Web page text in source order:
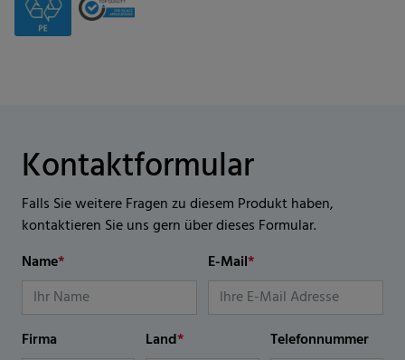
Kontaktformular
Falls Sie weitere Fragen zu diesem Produkt haben,
kontaktieren Sie uns gern über dieses Formular.
Name* E-Mail*
Firma Land* Telefonnummer